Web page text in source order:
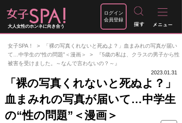
大人女性のホンネに向き合う
ログイン
会員登録
女子SPA！
「裸の写真くれないと死ぬよ？」血まみれの写真が届い
て…中学生の“性の問題”＜漫画＞
『5歳の私は、クラスの男子から性
被害を受けました。～なんで言わないの？～』
2023.01.31
「裸の写真くれないと死ぬよ？」
血まみれの写真が届いて…中学生
の“性の問題”＜漫画＞